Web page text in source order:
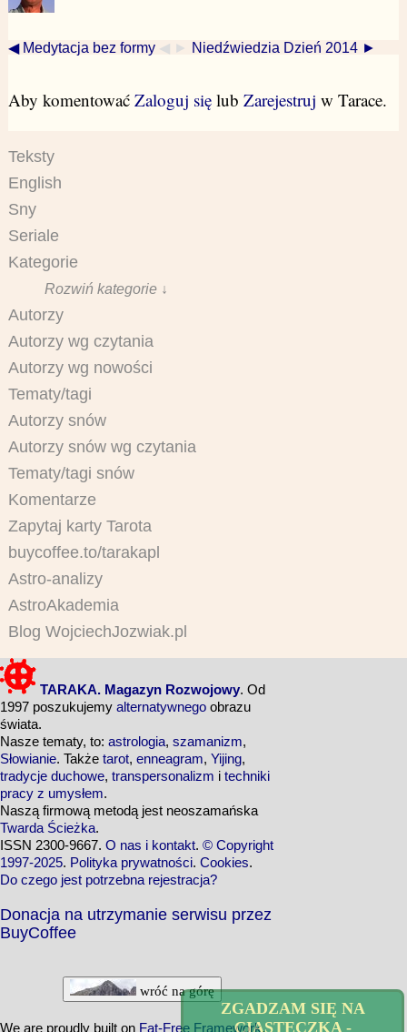
ZGADZAM SIĘ NA
CIASTECZKA -
◀ Medytacja bez formy ◀ ► Niedźwiedzia Dzień 2014 ►
Aby komentować Zaloguj sięlub Zarejestruj w Tarace.
Teksty
English
Sny
Seriale
Kategorie
Rozwiń kategorie ↓
Autorzy
Autorzy wg czytania
Autorzy wg nowości
Tematy/tagi
Autorzy snów
Autorzy snów wg czytania
Tematy/tagi snów
Komentarze
Zapytaj karty Tarota
buycoffee.to/tarakapl
Astro-analizy
AstroAkademia
Blog WojciechJozwiak.pl
TARAKA. Magazyn Rozwojowy. Od
1997 poszukujemy alternatywnego obrazu
świata.
Nasze tematy, to: astrologia, szamanizm,
Słowianie. Także tarot, enneagram, Yijing,
tradycje duchowe, transpersonalizm i techniki
pracy z umysłem.
Naszą firmową metodą jest neoszamańska
Twarda Ścieżka.
ISSN 2300-9667. O nas i kontakt. © Copyright
1997-2025. Polityka prywatności. Cookies.
Do czego jest potrzebna rejestracja?
Donacja na utrzymanie serwisu przez
BuyCoffee
wróć na górę
We are proudly built on Fat-Free Framework.